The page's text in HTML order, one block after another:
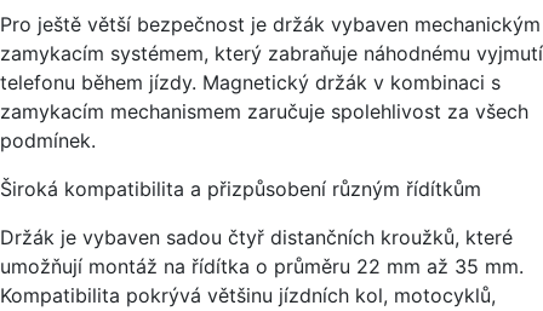
Pro ještě větší bezpečnost je držák vybaven mechanickým
zamykacím systémem, který zabraňuje náhodnému vyjmutí
telefonu během jízdy. Magnetický držák v kombinaci s
zamykacím mechanismem zaručuje spolehlivost za všech
podmínek.
Široká kompatibilita a přizpůsobení různým řídítkům
Držák je vybaven sadou čtyř distančních kroužků, které
umožňují montáž na řídítka o průměru 22 mm až 35 mm.
Kompatibilita pokrývá většinu jízdních kol, motocyklů,